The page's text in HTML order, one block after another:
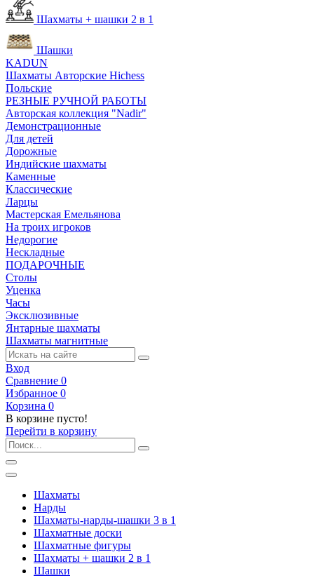
Шахматы + шашки 2 в 1
Шашки
KADUN
Шахматы Авторские Hichess
Польские
РЕЗНЫЕ РУЧНОЙ РАБОТЫ
Авторская коллекция "Nadir"
Демонстрационные
Для детей
Дорожные
Индийские шахматы
Каменные
Классические
Ларцы
Мастерская Емельянова
На троих игроков
Недорогие
Нескладные
ПОДАРОЧНЫЕ
Столы
Уценка
Часы
Эксклюзивные
Янтарные шахматы
Шахматы магнитные
Вход
Сравнение 0
Избранное 0
Корзина 0
В корзине пусто!
Перейти в корзину
Шахматы
Нарды
Шахматы-нарды-шашки 3 в 1
Шахматные доски
Шахматные фигуры
Шахматы + шашки 2 в 1
Шашки